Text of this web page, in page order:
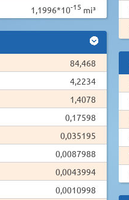
1,1996*10-15 mi³
84,468
4,2234
1,4078
0,17598
0,035195
0,0087988
0,0043994
0,0010998